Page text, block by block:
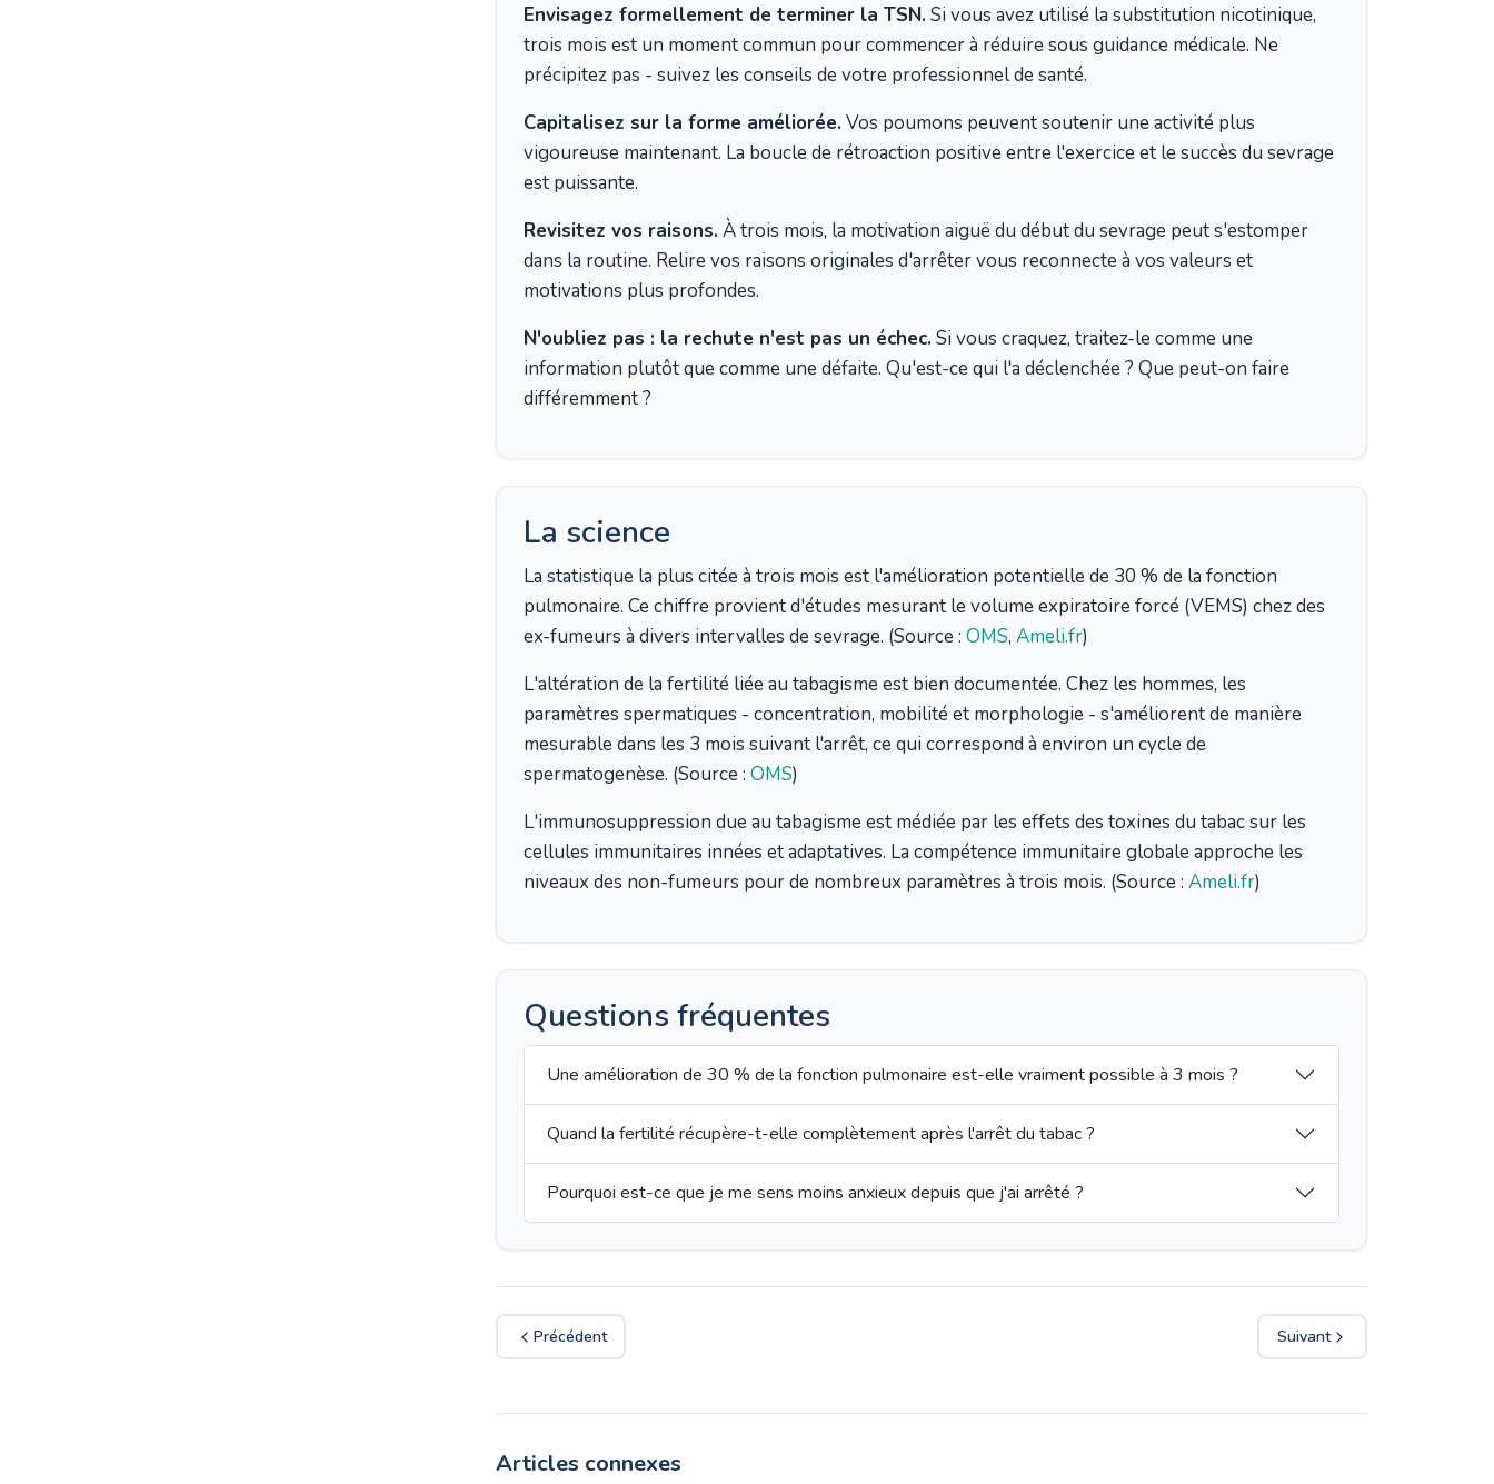
Envisagez formellement de terminer la TSN.Si vous avez utilisé la substitution nicotinique,
trois mois est un moment commun pour commencer à réduire sous guidance médicale. Ne
précipitez pas - suivez les conseils de votre professionnel de santé.
Capitalisez sur la forme améliorée.Vos poumons peuvent soutenir une activité plus
vigoureuse maintenant. La boucle de rétroaction positive entre l'exercice et le succès du sevrage
est puissante.
Revisitez vos raisons.À trois mois, la motivation aiguë du début du sevrage peut s'estomper
dans la routine. Relire vos raisons originales d'arrêter vous reconnecte à vos valeurs et
motivations plus profondes.
N'oubliez pas : la rechute n'est pas un échec.Si vous craquez, traitez-le comme une
information plutôt que comme une défaite. Qu'est-ce qui l'a déclenchée ? Que peut-on faire
différemment ?
La science
La statistique la plus citée à trois mois est l'amélioration potentielle de 30 % de la fonction
pulmonaire. Ce chiffre provient d'études mesurant le volume expiratoire forcé (VEMS) chez des
ex-fumeurs à divers intervalles de sevrage. (Source : OMS, Ameli.fr)
L'altération de la fertilité liée au tabagisme est bien documentée. Chez les hommes, les
paramètres spermatiques - concentration, mobilité et morphologie - s'améliorent de manière
mesurable dans les 3 mois suivant l'arrêt, ce qui correspond à environ un cycle de
spermatogenèse. (Source : OMS)
L'immunosuppression due au tabagisme est médiée par les effets des toxines du tabac sur les
cellules immunitaires innées et adaptatives. La compétence immunitaire globale approche les
niveaux des non-fumeurs pour de nombreux paramètres à trois mois. (Source : Ameli.fr)
Questions fréquentes
Une amélioration de 30 % de la fonction pulmonaire est-elle vraiment possible à 3 mois ?
Quand la fertilité récupère-t-elle complètement après l'arrêt du tabac ?
Pourquoi est-ce que je me sens moins anxieux depuis que j'ai arrêté ?
Précédent Suivant
Articles connexes